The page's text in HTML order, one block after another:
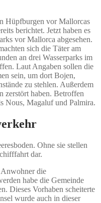
Hüpfburgen vor Mallorcas
berichtet. Jetzt haben es
vor Mallorca abgesehen.
sich die Täter am
an drei Wasserparks im
Laut Angaben sollen die
sein, um dort Bojen,
zu stehlen. Außerdem
zerstört haben. Betroffen
Nous, Magaluf und Palmira.
Ohne sie stellen
dar.
Anwohner die
habe die Gemeinde
Dieses Vorhaben scheiterte
wurde auch in dieser